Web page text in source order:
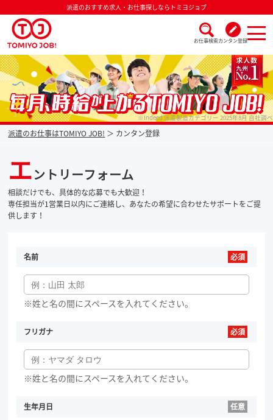
派遣のおすすめ求人・お仕事探しならトミヨジョブ
お仕事検索カンタン登録
派遣なら毎月時給が上がるトミヨジョブ ※Indeed 派遣製造カテゴリー 2025年8月 自社調べ
派遣のお仕事はTOMIYO JOB! カンタン登録
エントリーフォーム
相談だけでも、具体的な応募でも大歓迎！
専任担当が1営業日以内にご連絡し、あなたの希望に合わせたサポートをご提
供します！
名前
※姓と名の間にスペースを入れてください。
フリガナ
※姓と名の間にスペースを入れてください。
生年月日